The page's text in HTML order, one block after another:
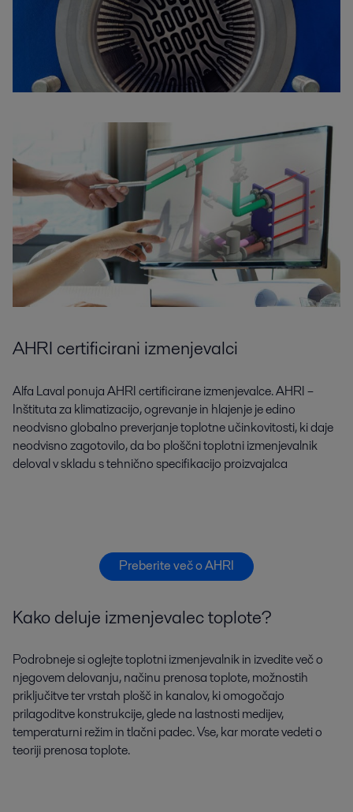
AHRI certificirani izmenjevalci
Alfa Laval ponuja AHRI certificirane izmenjevalce. AHRI –
Inštituta za klimatizacijo, ogrevanje in hlajenje je edino
neodvisno globalno preverjanje toplotne učinkovitosti, ki daje
neodvisno zagotovilo, da bo ploščni toplotni izmenjevalnik
deloval v skladu s tehnično specifikacijo proizvajalca
Preberite več o AHRI
Kako deluje izmenjevalec toplote?
Podrobneje si oglejte toplotni izmenjevalnik in izvedite več o
njegovem delovanju, načinu prenosa toplote, možnostih
priključitve ter vrstah plošč in kanalov, ki omogočajo
prilagoditve konstrukcije, glede na lastnosti medijev,
temperaturni režim in tlačni padec. Vse, kar morate vedeti o
teoriji prenosa toplote.